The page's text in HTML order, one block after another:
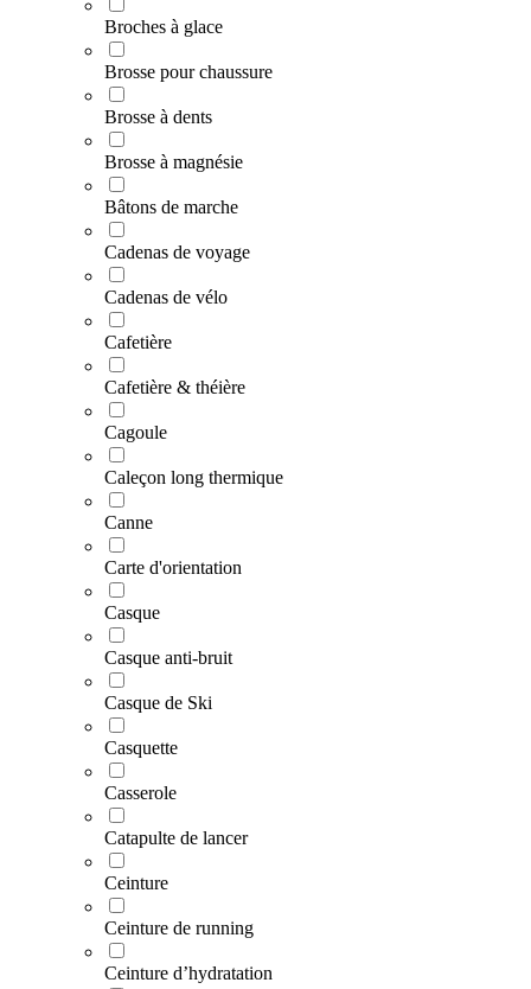
Broches à glace
Brosse pour chaussure
Brosse à dents
Brosse à magnésie
Bâtons de marche
Cadenas de voyage
Cadenas de vélo
Cafetière
Cafetière & théière
Cagoule
Caleçon long thermique
Canne
Carte d'orientation
Casque
Casque anti-bruit
Casque de Ski
Casquette
Casserole
Catapulte de lancer
Ceinture
Ceinture de running
Ceinture d’hydratation